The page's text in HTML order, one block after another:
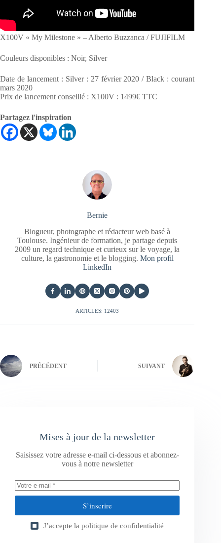
X100V « My Milestone » – Alberto Buzzanca / FUJIFILM
Couleurs disponibles : Noir, Silver
Date de lancement : Silver : 27 février 2020 / Black : courant
mars 2020
Prix de lancement conseillé : X100V : 1499€ TTC
Partagez l'inspiration
Bernie
Blogueur, photographe et rédacteur web basé à
Toulouse. Ingénieur de formation, je partage depuis
2009 un regard technique et curieux sur le voyage, la
culture, la gastronomie et le blogging. Mon profil
LinkedIn
ARTICLES: 12403
PRÉCÉDENT SUIVANT
Mises à jour de la newsletter
Saisissez votre adresse e-mail ci-dessous et abonnez-
vous à notre newsletter
S’inscrire
J’accepte la politique de confidentialité